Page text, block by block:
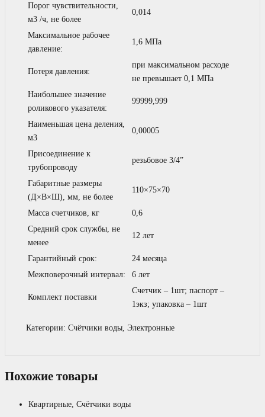
Порог чувствительности,
м3 /ч, не более
0,014
Максимальное рабочее
давление:
1,6 МПа
Потеря давления:
при максимальном расходе
не превышает 0,1 МПа
Наибольшее значение
роликового указателя:
99999,999
Наименьшая цена деления,
м3
0,00005
Присоединение к
трубопроводу
резьбовое 3/4”
Габаритные размеры
(Д×В×Ш), мм, не более
110×75×70
Масса счетчиков, кг
0,6
Средний срок службы, не
менее
12 лет
Гарантийный срок:
24 месяца
Межповерочный интервал:
6 лет
Комплект поставки
Счетчик – 1шт; паспорт –
1экз; упаковка – 1шт
Категории: Счётчики воды Электронные
Похожие товары
Квартирные Счётчики воды